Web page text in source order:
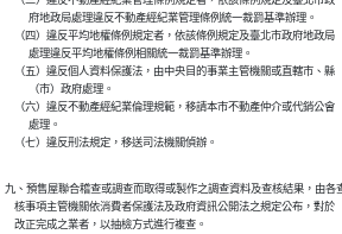
          府地政局處理違反不動產經紀業管理條例統一裁罰基準辦理。
    （四）違反平均地權條例規定者，依該條例規定及臺北市政府地政局
          處理違反平均地權條例相關統一裁罰基準辦理。
    （五）違反個人資料保護法，由中央目的事業主管機關或直轄市、縣
          （市）政府處理。
    （六）違反不動產經紀業倫理規範，移請本市不動產仲介或代銷公會
          處理。
    （七）違反刑法規定，移送司法機關偵辦。
九、預售屋聯合稽查或調查而取得或製作之調查資料及查核結果，由各
    核事項主管機關依消費者保護法及政府資訊公開法之規定公布，對於
    改正完成之業者，以抽檢方式進行複查。